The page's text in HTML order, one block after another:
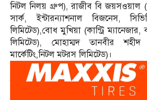
নিটল নিলয় গ্রুপ), রাজীব বি জয়সওয়াল
সার্ক, ইন্টারন্যাশনাল বিজনেস,
লিমিটেড),বোধ মুখিয়া (কান্ট্রি ম্যানেজার,
লিমিটেড), মোহাম্মদ তানবীর
মার্কেটিং,নিটল মটরস লিমিটেড)।